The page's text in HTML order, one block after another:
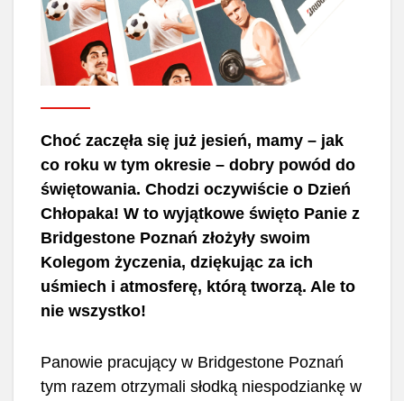
Choć zaczęła się już jesień, mamy – jak
co roku w tym okresie – dobry powód do
świętowania. Chodzi oczywiście o Dzień
Chłopaka! W to wyjątkowe święto Panie z
Bridgestone Poznań złożyły swoim
Kolegom życzenia, dziękując za ich
uśmiech i atmosferę, którą tworzą. Ale to
nie wszystko!
Panowie pracujący w Bridgestone Poznań
tym razem otrzymali słodką niespodziankę w